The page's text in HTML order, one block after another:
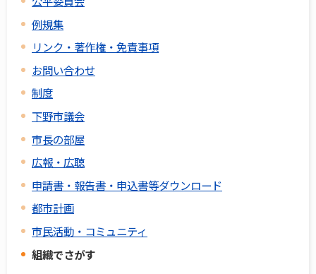
例規集
リンク・著作権・免責事項
お問い合わせ
制度
下野市議会
市長の部屋
広報・広聴
申請書・報告書・申込書等ダウンロード
都市計画
市民活動・コミュニティ
組織でさがす